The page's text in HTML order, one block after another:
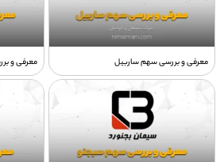
معرفی و بررسی سهم ساربیل معرفی و